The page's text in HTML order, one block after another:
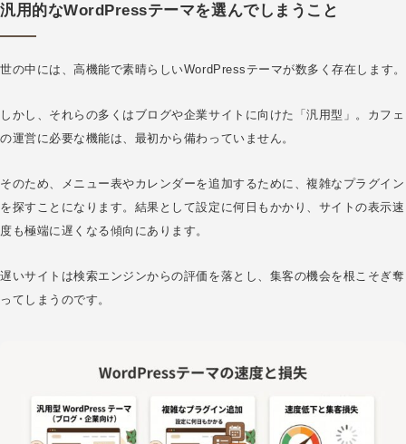
汎用的なWordPressテーマを選んでしまうこと
世の中には、高機能で素晴らしいWordPressテーマが数多く存在します。
しかし、それらの多くはブログや企業サイトに向けた「汎用型」。カフェ
の運営に必要な機能は、最初から備わっていません。
そのため、メニュー表やカレンダーを追加するために、複雑なプラグイン
を探すことになります。結果として設定に何日もかかり、サイトの表示速
度も極端に遅くなる傾向にあります。
遅いサイトは検索エンジンからの評価を落とし、集客の機会を根こそぎ奪
ってしまうのです。